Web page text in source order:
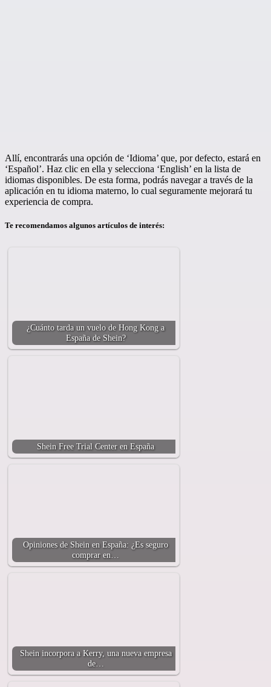
Allí, encontrarás una opción de ‘Idioma’ que, por defecto, estará en
‘Español’. Haz clic en ella y selecciona ‘English’ en la lista de
idiomas disponibles. De esta forma, podrás navegar a través de la
aplicación en tu idioma materno, lo cual seguramente mejorará tu
experiencia de compra.
Te recomendamos algunos artículos de interés:
¿Cuánto tarda un vuelo de Hong Kong a
España de Shein?
Shein Free Trial Center en España
Opiniones de Shein en España: ¿Es seguro
comprar en…
Shein incorpora a Kerry, una nueva empresa
de…